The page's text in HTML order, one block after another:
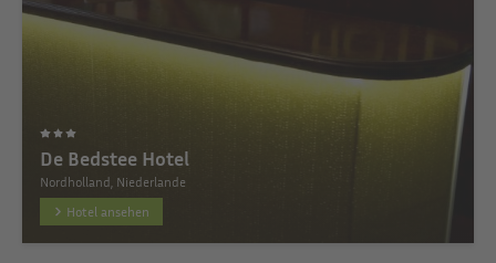
De Bedstee Hotel
Nordholland, Niederlande
Hotel ansehen